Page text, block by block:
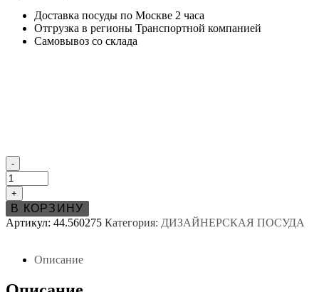
Доставка посуды по Москве 2 часа
Отгрузка в регионы Транспортной компанией
Самовывоз со склада
-
+
В КОРЗИНУ
Артикул: 44.560275 Категория: ДИЗАЙНЕРСКАЯ ПОСУДА
Описание